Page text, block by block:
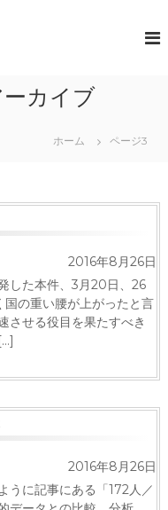
カイブ
ホーム ページ3
2016年8月26日
した本件、3月20日、26
国の重い腰が上がったと言
させる役目を果たすべき
2016年8月26日
うに記事にある「172人／